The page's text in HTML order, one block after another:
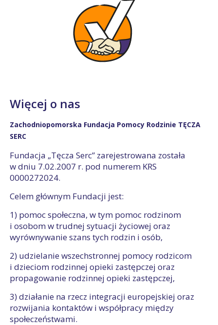
Więcej o nas
Zachodniopomorska Fundacja Pomocy Rodzinie TĘCZA
SERC
Fundacja „Tęcza Serc” zarejestrowana została
w dniu 7.02.2007 r. pod numerem KRS
0000272024.
Celem głównym Fundacji jest:
1) pomoc społeczna, w tym pomoc rodzinom
i osobom w trudnej sytuacji życiowej oraz
wyrównywanie szans tych rodzin i osób,
2) udzielanie wszechstronnej pomocy rodzicom
i dzieciom rodzinnej opieki zastępczej oraz
propagowanie rodzinnej opieki zastępczej,
3) działanie na rzecz integracji europejskiej oraz
rozwijania kontaktów i współpracy między
społeczeństwami.